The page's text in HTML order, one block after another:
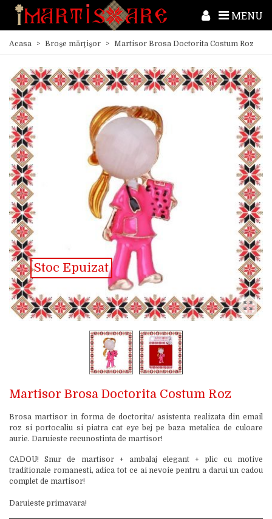
MENU
Acasa > Broșe mărțișor > Martisor Brosa Doctorita Costum Roz
Stoc Epuizat
Martisor Brosa Doctorita Costum Roz
Brosa martisor in forma de doctorita/ asistenta realizata din email
roz si portocaliu si piatra cat eye bej pe baza metalica de culoare
aurie. Daruieste recunostinta de martisor!
CADOU! Snur de martisor + ambalaj elegant + plic cu motive
traditionale romanesti, adica tot ce ai nevoie pentru a darui un cadou
complet de martisor!
Daruieste primavara!